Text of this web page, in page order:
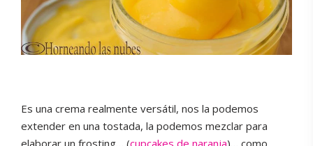
Es una crema realmente versátil, nos la podemos
extender en una tostada, la podemos mezclar para
elaborar un frosting… (cupcakes de naranja)… como